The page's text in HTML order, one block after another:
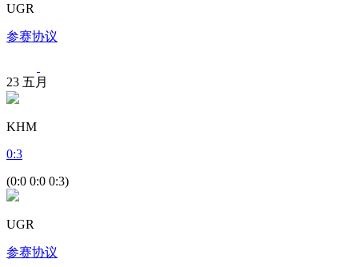
UGR
参赛协议
23 五月
KHM
0:3
(0:0 0:0 0:3)
UGR
参赛协议